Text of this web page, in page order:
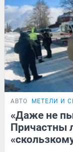
АВТО МЕТЕЛИ И
«Даже не
Причастны